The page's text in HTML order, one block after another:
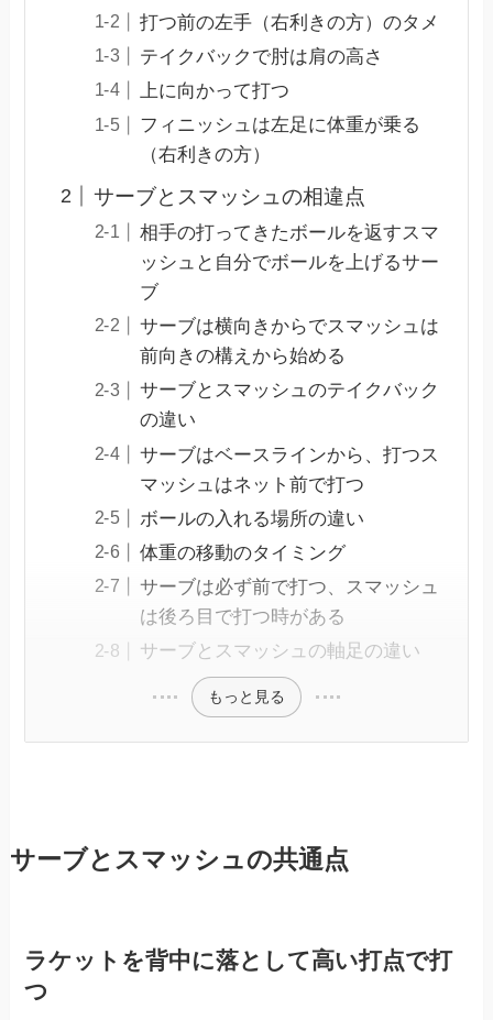
打つ前の左手（右利きの方）のタメ
テイクバックで肘は肩の高さ
上に向かって打つ
フィニッシュは左足に体重が乗る
（右利きの方）
サーブとスマッシュの相違点
相手の打ってきたボールを返すスマ
ッシュと自分でボールを上げるサー
ブ
サーブは横向きからでスマッシュは
前向きの構えから始める
サーブとスマッシュのテイクバック
の違い
サーブはベースラインから、打つス
マッシュはネット前で打つ
ボールの入れる場所の違い
体重の移動のタイミング
サーブは必ず前で打つ、スマッシュ
は後ろ目で打つ時がある
サーブとスマッシュの軸足の違い
もっと見る
サーブとスマッシュの共通点
ラケットを背中に落として高い打点で打
つ